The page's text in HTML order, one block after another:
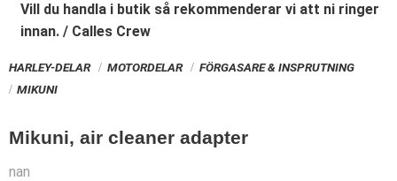
Vill du handla i butik så rekommenderar vi att ni ringer
innan. / Calles Crew
HARLEY-DELAR MOTORDELAR
FÖRGASARE & INSPRUTNING
MIKUNI
Mikuni, air cleaner adapter
nan